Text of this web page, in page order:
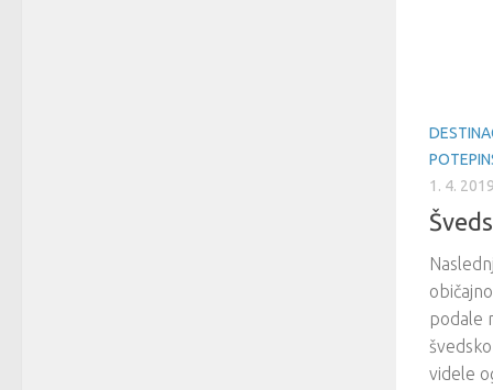
1. 4. 2019
podale
videle